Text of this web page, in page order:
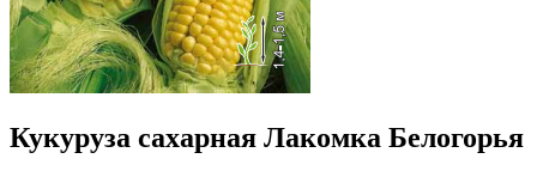
Кукуруза сахарная Лакомка Белогорья